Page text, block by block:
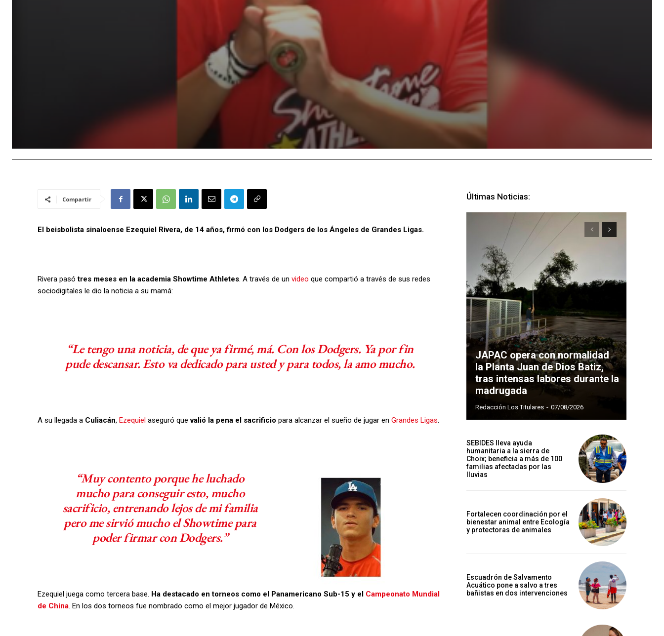
Compartir
El beisbolista sinaloense Ezequiel Rivera, de 14 años, firmó con los Dodgers de los Ángeles de Grandes Ligas.
Rivera pasótres meses en la academia Showtime Athletes. A través de un video que compartió a través de sus redes
sociodigitales le dio la noticia a su mamá:
“Le tengo una noticia, de que ya firmé, má. Con los Dodgers. Ya por fin
pude descansar. Esto va dedicado para usted y para todos, la amo mucho.
A su llegada a Culiacán, Ezequiel aseguró quevalió la pena el sacrificio para alcanzar el sueño de jugar en Grandes Ligas.
“Muy contento porque he luchado
mucho para conseguir esto, mucho
sacrificio, entrenando lejos de mi familia
pero me sirvió mucho el Showtime para
poder firmar con Dodgers.”
Ezequiel juega como tercera base. Ha destacado en torneos como el Panamericano Sub-15 y el Campeonato Mundial
de China. En los dos torneos fue nombrado como el mejor jugador de México.
Últimas Noticias:
JAPAC opera con normalidad
la Planta Juan de Dios Batiz,
tras intensas labores durante la
madrugada
Redacción Los Titulares - 07/08/2026
SEBIDES lleva ayuda
humanitaria a la sierra de
Choix; beneficia a más de 100
familias afectadas por las
lluvias
Fortalecen coordinación por el
bienestar animal entre Ecología
y protectoras de animales
Escuadrón de Salvamento
Acuático pone a salvo a tres
bañistas en dos intervenciones